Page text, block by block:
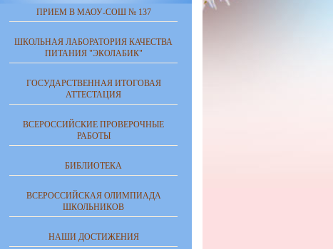
ПРИЕМ В МАОУ-СОШ № 137
ШКОЛЬНАЯ ЛАБОРАТОРИЯ КАЧЕСТВА
ПИТАНИЯ "ЭКОЛАБИК"
ГОСУДАРСТВЕННАЯ ИТОГОВАЯ
АТТЕСТАЦИЯ
ВСЕРОССИЙСКИЕ ПРОВЕРОЧНЫЕ
РАБОТЫ
БИБЛИОТЕКА
ВСЕРОССИЙСКАЯ ОЛИМПИАДА
ШКОЛЬНИКОВ
НАШИ ДОСТИЖЕНИЯ